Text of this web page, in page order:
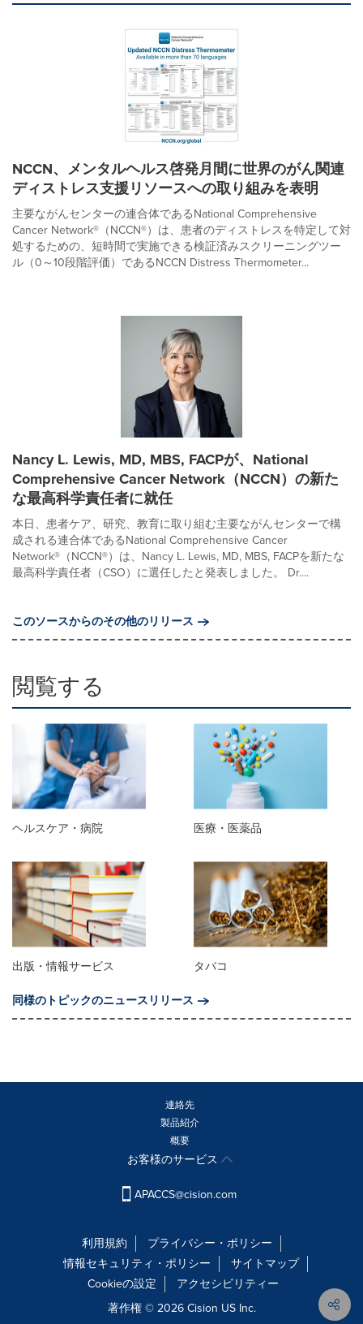
NCCN、メンタルヘルス啓発月間に世界のがん関連
ディストレス支援リソースへの取り組みを表明
主要ながんセンターの連合体であるNational Comprehensive
Cancer Network®（NCCN®）は、患者のディストレスを特定して対
処するための、短時間で実施できる検証済みスクリーニングツー
ル（0～10段階評価）であるNCCN Distress Thermometer...
Nancy L. Lewis, MD, MBS, FACPが、National
Comprehensive Cancer Network（NCCN）の新た
な最高科学責任者に就任
本日、患者ケア、研究、教育に取り組む主要ながんセンターで構
成される連合体であるNational Comprehensive Cancer
Network®（NCCN®）は、Nancy L. Lewis, MD, MBS, FACPを新たな
最高科学責任者（CSO）に選任したと発表しました。 Dr....
このソースからのその他のリリース
閲覧する
ヘルスケア・病院 医療・医薬品
出版・情報サービス
タバコ
同様のトピックのニュースリリース
連絡先
製品紹介
概要
お客様のサービス
APACCS@cision.com
利用規約
プライバシー・ポリシー
情報セキュリティ・ポリシー
サイトマップ
Cookieの設定
アクセシビリティー
著作権 © 2026 Cision US Inc.